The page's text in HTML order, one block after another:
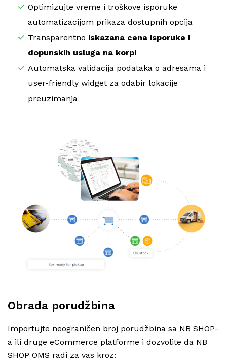
Optimizujte vreme i troškove isporuke
automatizacijom prikaza dostupnih opcija
Transparentno iskazana cena isporuke i
dopunskih usluga na korpi
Automatska validacija podataka o adresama i
user-friendly widget za odabir lokacije
preuzimanja
Obrada porudžbina
Importujte neograničen broj porudžbina sa NB SHOP-
a ili druge eCommerce platforme i dozvolite da NB
SHOP OMS radi za vas kroz: